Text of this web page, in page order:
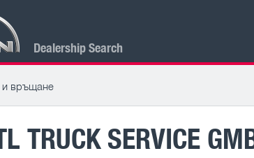
Dealership Search
връщане
TRUCK SERVICE